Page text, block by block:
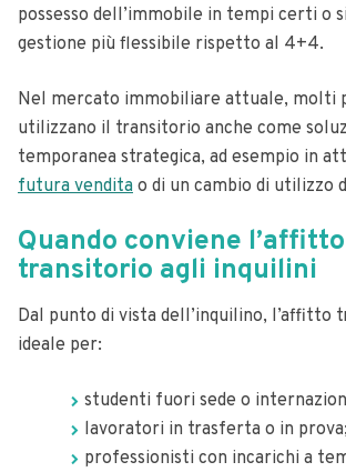
possesso dell’immobile in tempi certi o
gestione più flessibile rispetto al 4+4.
Nel mercato immobiliare attuale, molti
utilizzano il transitorio anche come
temporanea strategica, ad esempio in
futura vendita o di un cambio di utilizzo
Quando conviene l’affitto
transitorio agli inquilini
Dal punto di vista dell’inquilino, l’affitto
ideale per:
studenti fuori sede o
lavoratori in trasferta o in prova;
professionisti con incarichi a